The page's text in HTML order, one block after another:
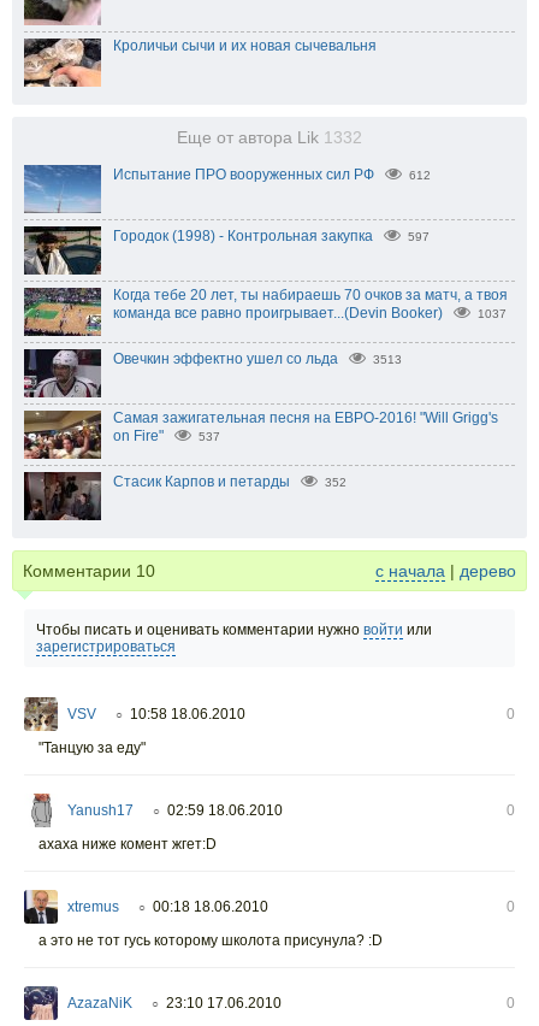
Кроличьи сычи и их новая сычевальня
Еще от автора Lik 1332
Испытание ПРО вооруженных сил РФ 612
Городок (1998) - Контрольная закупка 597
Когда тебе 20 лет, ты набираешь 70 очков за матч, а твоя
команда все равно проигрывает...(Devin Booker)
1037
Овечкин эффектно ушел со льда 3513
Самая зажигательная песня на ЕВРО-2016! "Will Grigg's
on Fire"
537
Стасик Карпов и петарды 352
Комментарии 10 с начала | дерево
Чтобы писать и оценивать комментарии нужно войти или
зарегистрироваться
VSV ○ 10:58 18.06.2010
0
"Танцую за еду"
Yanush17 ○ 02:59 18.06.2010
0
ахаха ниже комент жгет:D
xtremus ○ 00:18 18.06.2010
0
а это не тот гусь которому школота присунула? :D
AzazaNiK ○ 23:10 17.06.2010
0